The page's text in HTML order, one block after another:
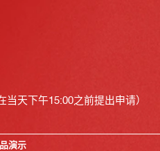
天下午15:00之前提出申请）
演示